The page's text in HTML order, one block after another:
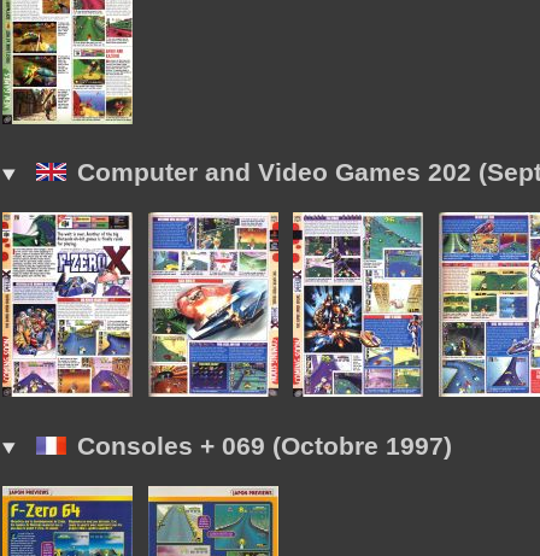
Computer and Video Games 202
Consoles + 069 (Octobre 1997)